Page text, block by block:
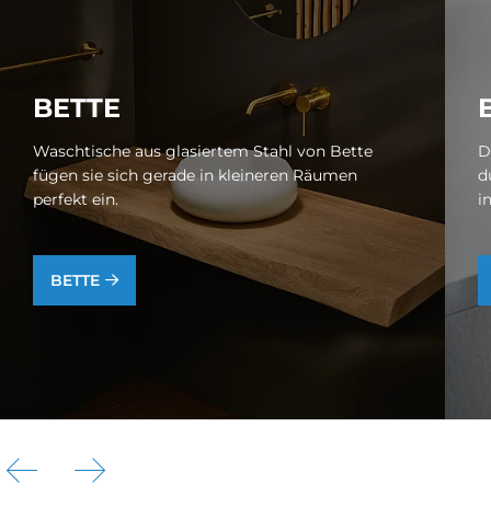
BET­TE
Waschtische aus glasiertem Stahl von Bette
fügen sie sich gerade in kleineren Räumen
perfekt ein.
BETTE